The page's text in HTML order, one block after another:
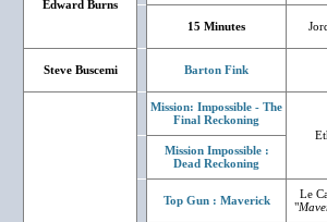
Edward Burns
15 Minutes
Steve Buscemi Barton Fink
Mission: Impossible - The
Final Reckoning
Mission Impossible :
Dead Reckoning
Top Gun : Maverick
Le
"